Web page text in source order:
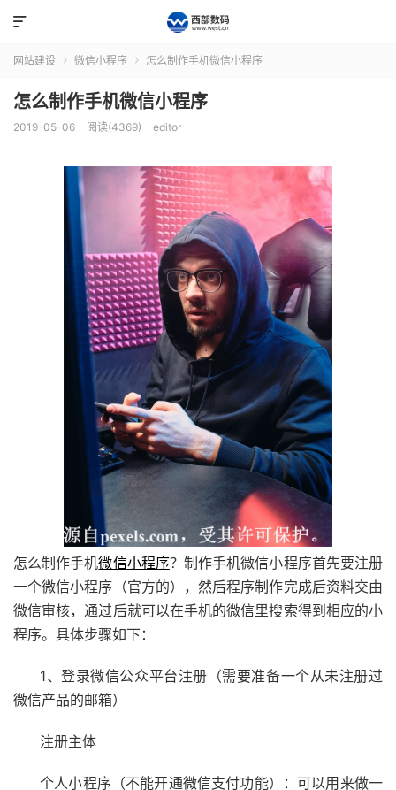

网站建设  微信小程序  怎么制作手机微信小程序
怎么制作手机微信小程序
2019-05-06 阅读(4369) editor
怎么制作手机微信小程序？制作手机微信小程序首先要注册
一个微信小程序（官方的），然后程序制作完成后资料交由
微信审核，通过后就可以在手机的微信里搜索得到相应的小
程序。具体步骤如下：
1、登录微信公众平台注册（需要准备一个从未注册过
微信产品的邮箱）
注册主体
个人小程序（不能开通微信支付功能）：可以用来做一